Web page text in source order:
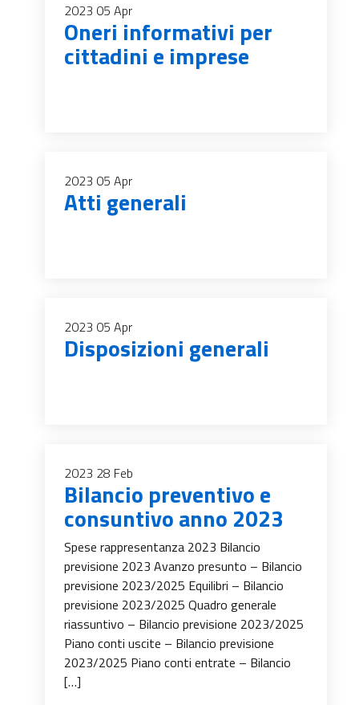
2023 05 Apr
Oneri informativi per
cittadini e imprese
2023 05 Apr
Atti generali
2023 05 Apr
Disposizioni generali
2023 28 Feb
Bilancio preventivo e
consuntivo anno 2023
Spese rappresentanza 2023 Bilancio
previsione 2023 Avanzo presunto – Bilancio
previsione 2023/2025 Equilibri – Bilancio
previsione 2023/2025 Quadro generale
riassuntivo – Bilancio previsione 2023/2025
Piano conti uscite – Bilancio previsione
2023/2025 Piano conti entrate – Bilancio
[…]